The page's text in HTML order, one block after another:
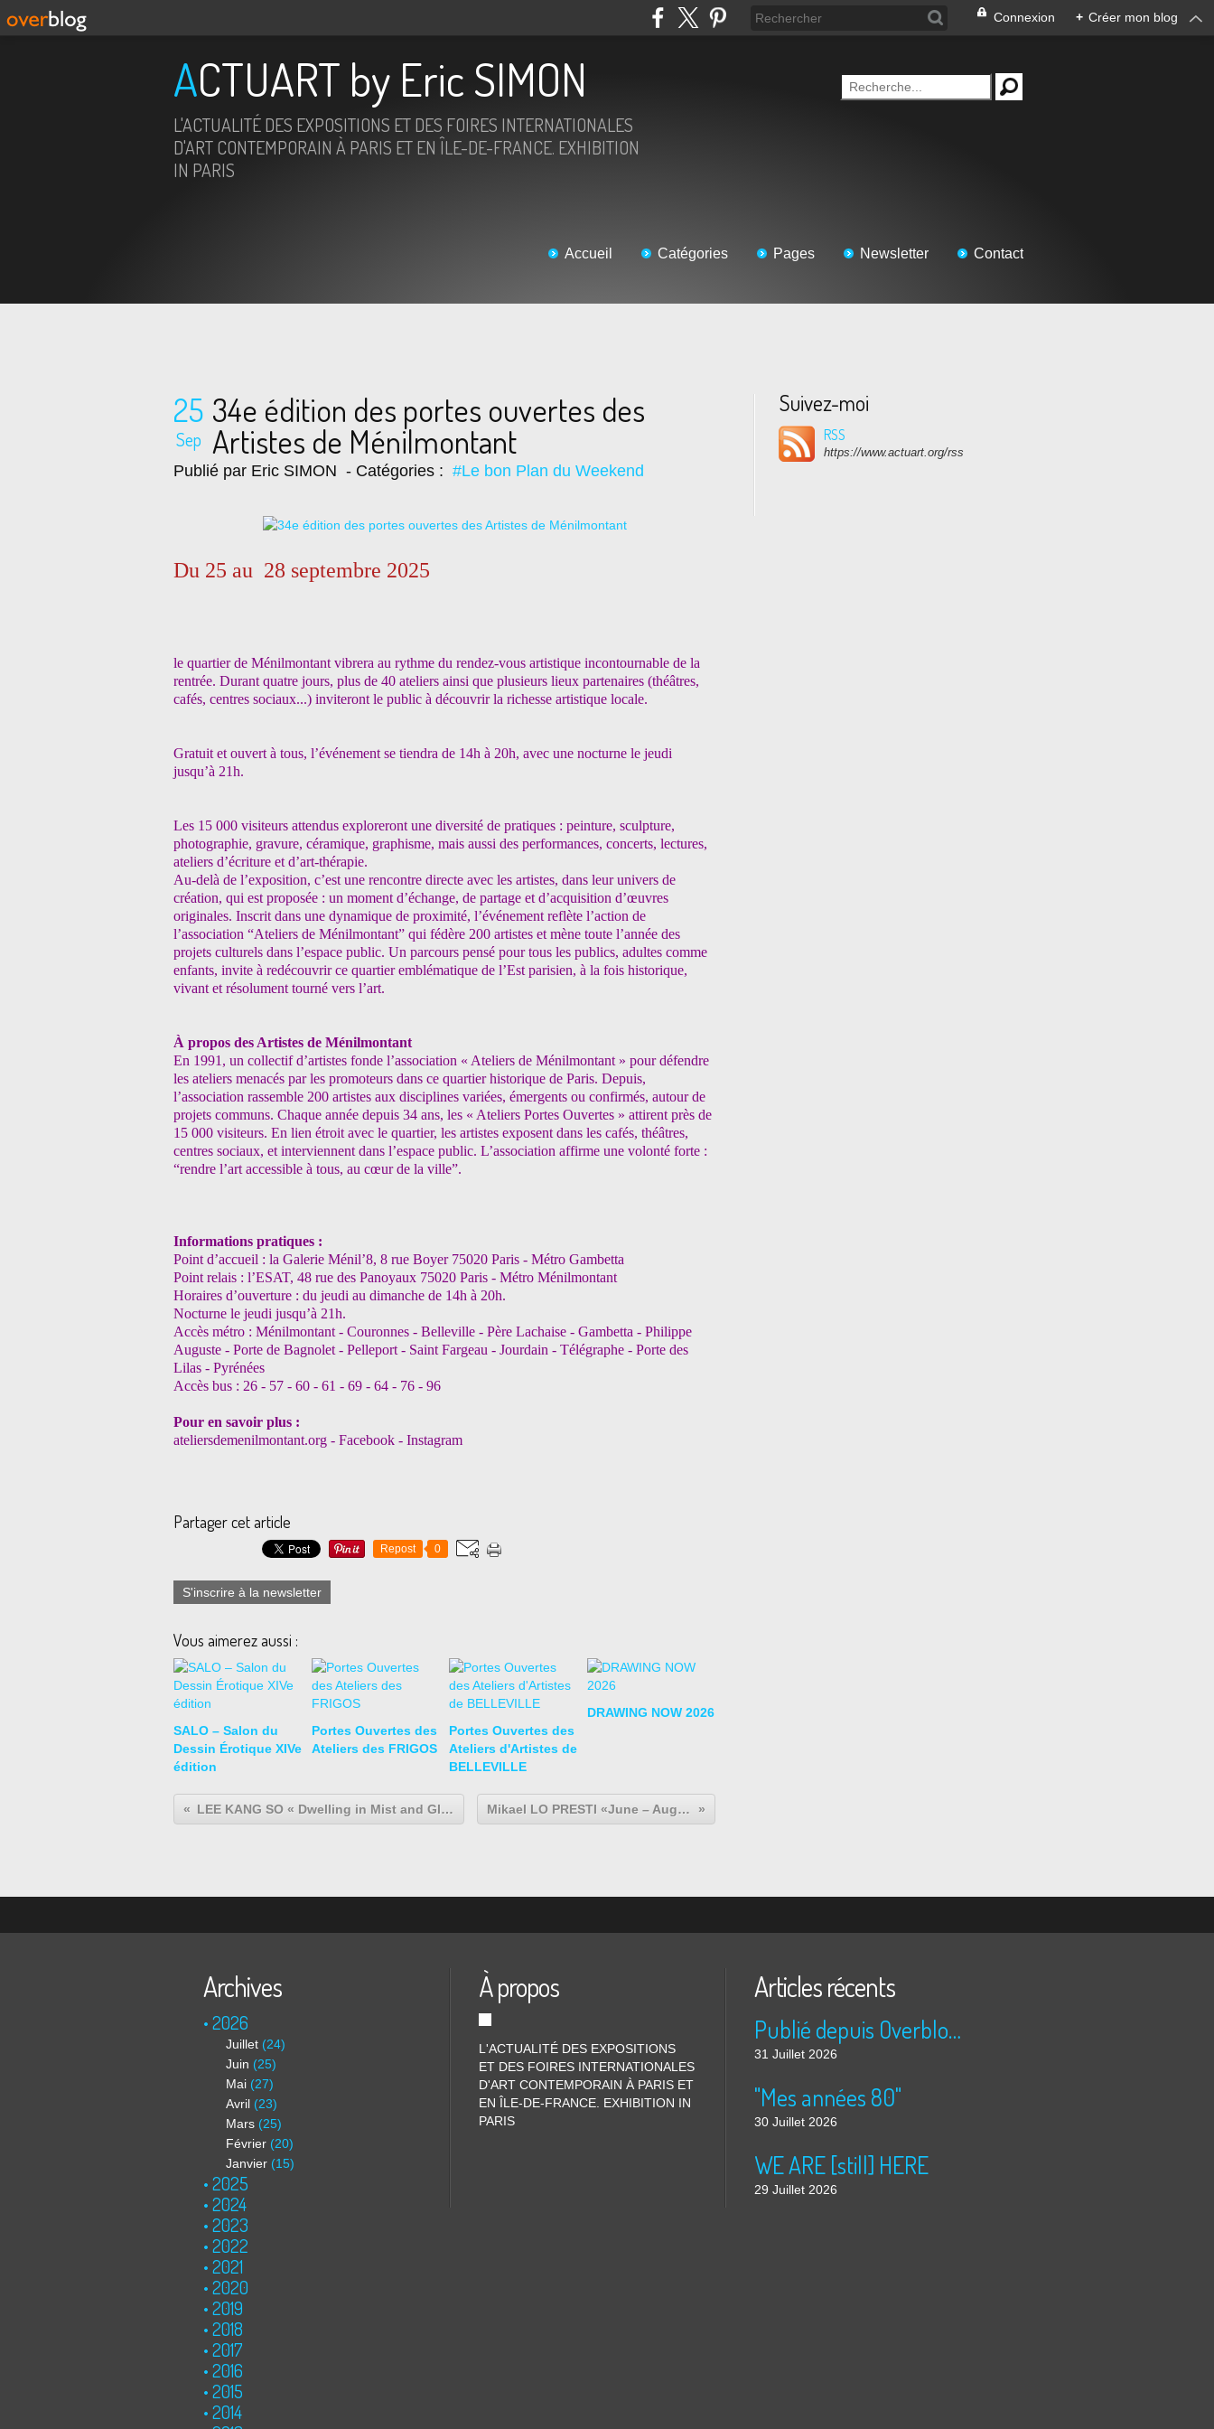
Connexion + Créer mon blog
ACTUART by Eric SIMON
L'ACTUALITÉ DES EXPOSITIONS ET DES FOIRES INTERNATIONALES
D'ART CONTEMPORAIN À PARIS ET EN ÎLE-DE-FRANCE. EXHIBITION
IN PARIS
Accueil Catégories Pages Newsletter Contact
25
Sep
34e édition des portes ouvertes des
Artistes de Ménilmontant
Publié par Eric SIMON - Catégories : #Le bon Plan du Weekend
Du 25 au 28 septembre 2025
le quartier de Ménilmontant vibrera au rythme du rendez-vous artistique incontournable de la
rentrée. Durant quatre jours, plus de 40 ateliers ainsi que plusieurs lieux partenaires (théâtres,
cafés, centres sociaux...) inviteront le public à découvrir la richesse artistique locale.
Gratuit et ouvert à tous, l’événement se tiendra de 14h à 20h, avec une nocturne le jeudi
jusqu’à 21h.
Les 15 000 visiteurs attendus exploreront une diversité de pratiques : peinture, sculpture,
photographie, gravure, céramique, graphisme, mais aussi des performances, concerts, lectures,
ateliers d’écriture et d’art-thérapie.
Au-delà de l’exposition, c’est une rencontre directe avec les artistes, dans leur univers de
création, qui est proposée : un moment d’échange, de partage et d’acquisition d’œuvres
originales. Inscrit dans une dynamique de proximité, l’événement reflète l’action de
l’association “Ateliers de Ménilmontant” qui fédère 200 artistes et mène toute l’année des
projets culturels dans l’espace public. Un parcours pensé pour tous les publics, adultes comme
enfants, invite à redécouvrir ce quartier emblématique de l’Est parisien, à la fois historique,
vivant et résolument tourné vers l’art.
À propos des Artistes de Ménilmontant
En 1991, un collectif d’artistes fonde l’association « Ateliers de Ménilmontant » pour défendre
les ateliers menacés par les promoteurs dans ce quartier historique de Paris. Depuis,
l’association rassemble 200 artistes aux disciplines variées, émergents ou confirmés, autour de
projets communs. Chaque année depuis 34 ans, les « Ateliers Portes Ouvertes » attirent près de
15 000 visiteurs. En lien étroit avec le quartier, les artistes exposent dans les cafés, théâtres,
centres sociaux, et interviennent dans l’espace public. L’association affirme une volonté forte :
“rendre l’art accessible à tous, au cœur de la ville”.
Informations pratiques :
Point d’accueil : la Galerie Ménil’8, 8 rue Boyer 75020 Paris - Métro Gambetta
Point relais : l’ESAT, 48 rue des Panoyaux 75020 Paris - Métro Ménilmontant
Horaires d’ouverture : du jeudi au dimanche de 14h à 20h.
Nocturne le jeudi jusqu’à 21h.
Accès métro : Ménilmontant - Couronnes - Belleville - Père Lachaise - Gambetta - Philippe
Auguste - Porte de Bagnolet - Pelleport - Saint Fargeau - Jourdain - Télégraphe - Porte des
Lilas - Pyrénées
Accès bus : 26 - 57 - 60 - 61 - 69 - 64 - 76 - 96
Pour en savoir plus :
ateliersdemenilmontant.org - Facebook - Instagram
Partager cet article
Repost 0
S'inscrire à la newsletter
Vous aimerez aussi :
SALO – Salon du
Dessin Érotique XIVe
édition
Portes Ouvertes des
Ateliers des FRIGOS
Portes Ouvertes des
Ateliers d'Artistes de
BELLEVILLE
DRAWING NOW 2026
LEE KANG SO « Dwelling in Mist and Glow » Mikael LO PRESTI «June – August»
Suivez-moi
RSS
https://www.actuart.org/rss
Archives
2026
Juillet (24)
Juin (25)
Mai (27)
Avril (23)
Mars (25)
Février (20)
Janvier (15)
2025
2024
2023
2022
2021
2020
2019
2018
2017
2016
2015
2014
À propos
L'ACTUALITÉ DES EXPOSITIONS
ET DES FOIRES INTERNATIONALES
D'ART CONTEMPORAIN À PARIS ET
EN ÎLE-DE-FRANCE. EXHIBITION IN
PARIS
Articles récents
Publié depuis Overblog et Facebook
31 Juillet 2026
"Mes années 80"
30 Juillet 2026
WE ARE [still] HERE
29 Juillet 2026